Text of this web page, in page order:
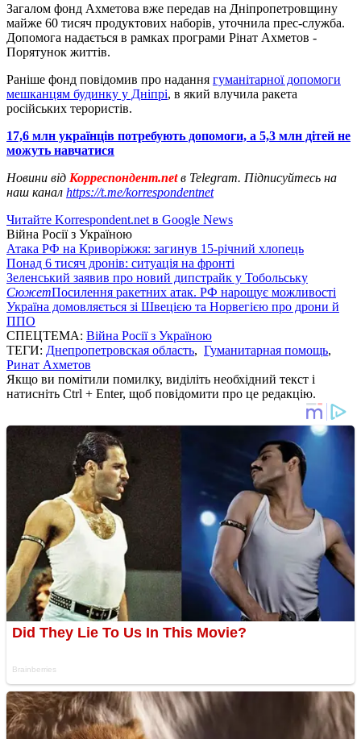
Загалом фонд Ахметова вже передав на Дніпропетровщину
майже 60 тисяч продуктових наборів, уточнила прес-служба.
Допомога надається в рамках програми Рінат Ахметов -
Порятунок життів.
Раніше фонд повідомив про надання гуманітарної допомоги
мешканцям будинку у Дніпрі, в який влучила ракета
російських терористів.
17,6 млн українців потребують допомоги, а 5,3 млн дітей не
можуть навчатися
Новини від Корреспондент.netв Telegram. Підписуйтесь на
наш канал https://t.me/korrespondentnet
Читайте Korrespondent.net в Google News
Війна Росії з Україною
Атака РФ на Криворіжжя: загинув 15-річний хлопець
Понад 6 тисяч дронів: ситуація на фронті
Зеленський заявив про новий дипстрайк у Тобольську
СюжетПосилення ракетних атак. РФ нарощує можливості
Україна домовляється зі Швецією та Норвегією про дрони й
ППО
СПЕЦТЕМА: Війна Росії з Україною
ТЕГИ: Днепропетровская область, Гуманитарная помощь,
Ринат Ахметов
Якщо ви помітили помилку, виділіть необхідний текст і
натисніть Ctrl + Enter, щоб повідомити про це редакцію.